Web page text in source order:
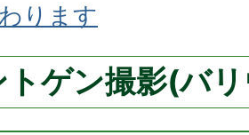
ります
トゲン撮影(バ